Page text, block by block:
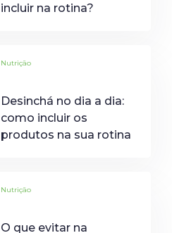
incluir na rotina?
Nutrição
Desinchá no dia a dia:
como incluir os
produtos na sua rotina
Nutrição
O que evitar na